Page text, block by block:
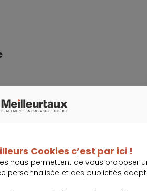
les.
immobilier,
Cookies c’est par ici !
nous permettent de vous proposer
personnalisée et des publicités